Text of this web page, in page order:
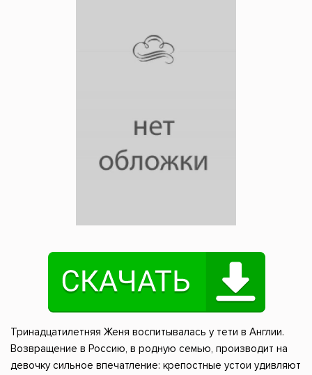
Тринадцатилетняя Женя воспитывалась у тети в Англии.
Возвращение в Россию, в родную семью, производит на
девочку сильное впечатление: крепостные устои удивляют